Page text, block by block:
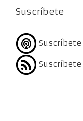
Suscríbete